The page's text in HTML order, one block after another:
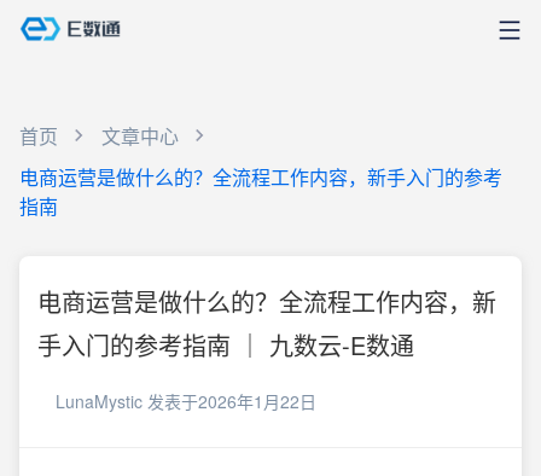
首页
文章中心
电商运营是做什么的？全流程工作内容，新手入门的参考
指南
电商运营是做什么的？全流程工作内容，新
手入门的参考指南 ｜ 九数云-E数通
LunaMystic 发表于2026年1月22日